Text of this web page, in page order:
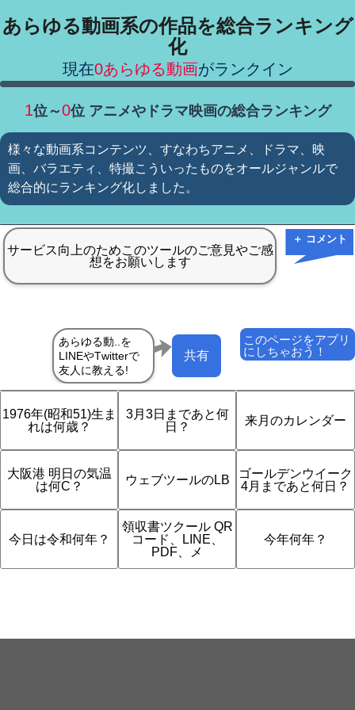
あらゆる動画系の作品を総合ランキング
化
現在0あらゆる動画がランクイン
1位～0位 アニメやドラマ映画の総合ランキング
様々な動画系コンテンツ、すなわちアニメ、ドラマ、映
画、バラエティ、特撮こういったものをオールジャンルで
総合的にランキング化しました。
＋ コメント
このページをアプリ
にしちゃおう！
共有
1976年(昭和51)生ま
れは何歳？
3月3日まであと何
日？
来月のカレンダー
大阪港 明日の気温
は何C？
ウェブツールのLB
ゴールデンウイーク
4月まであと何日？
今日は令和何年？
領収書ツクール QR
コード、LINE、
PDF、メ
今年何年？